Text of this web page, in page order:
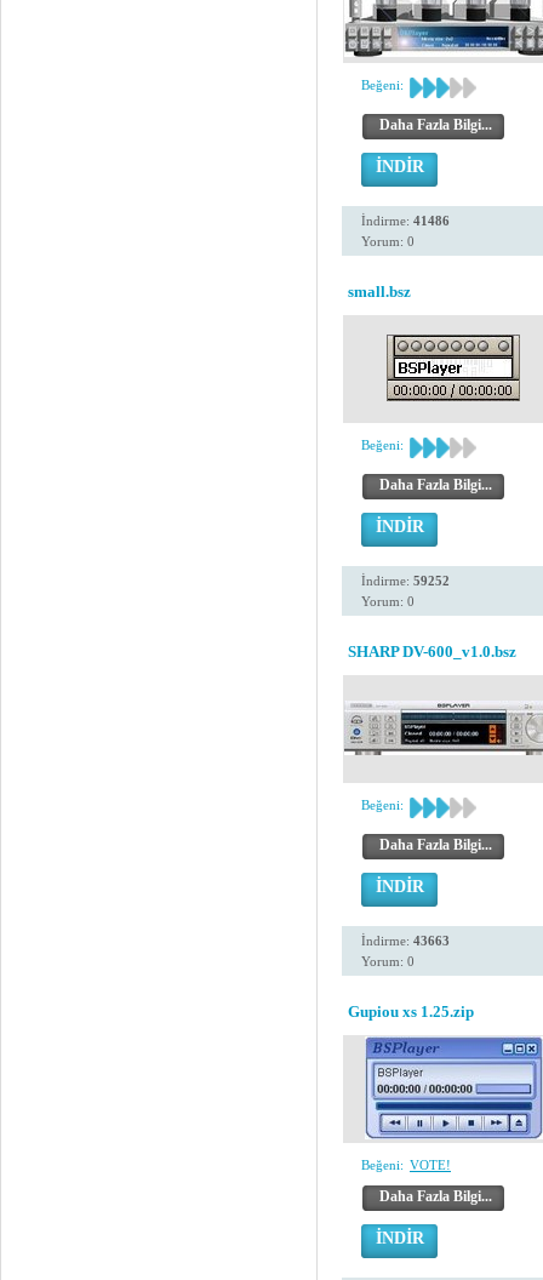
Beğeni:
Daha Fazla Bilgi...
İNDİR
İndirme: 41486
Yorum: 0
small.bsz
Beğeni:
Daha Fazla Bilgi...
İNDİR
İndirme: 59252
Yorum: 0
SHARP DV-600_v1.0.bsz
Beğeni:
Daha Fazla Bilgi...
İNDİR
İndirme: 43663
Yorum: 0
Gupiou xs 1.25.zip
Beğeni: VOTE!
Daha Fazla Bilgi...
İNDİR